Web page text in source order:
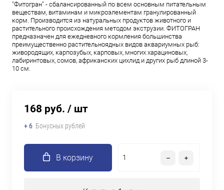
"Фитогран" - сбалансированный по всем основным питательным
веществам, витаминам и микроэлементам гранулированный
корм. Производится из натуральных продуктов животного и
растительного происхождения методом экструзии. ФИТОГРАН
предназначен для ежедневного кормления большинства
преимущественно растительноядных видов аквариумных рыб:
живородящих, карпозубых, карповых, многих харациновых,
лабиринтовых, сомов, африканских цихлид и других рыб длиной 3-
10 см.
168 руб. / шт
+ 6 Бонусных рублей
В корзину